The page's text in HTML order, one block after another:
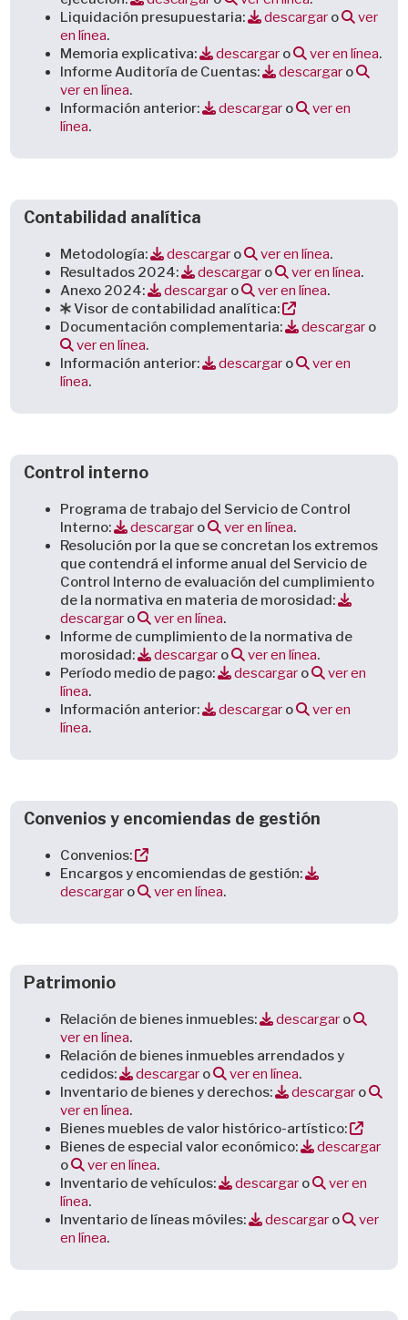
Liquidación presupuestaria:
descargar o
ver
en línea.
Memoria explicativa:
descargar o ver en línea.
Informe Auditoría de Cuentas:
descargar o
ver en línea.
Información anterior:
descargar o
ver en
línea.
Contabilidad analítica
Metodología: descargar o ver en línea.
Resultados 2024:
descargar o ver en línea.
Anexo 2024:
descargar o ver en línea.
Visor de contabilidad analítica:
Documentación complementaria:
descargar o
ver en línea.
Información anterior:
descargar o
ver en
línea.
Control interno
Programa de trabajo del Servicio de Control
Interno:
descargar o ver en línea.
Resolución por la que se concretan los extremos
que contendrá el informe anual del Servicio de
Control Interno de evaluación del cumplimiento
de la normativa en materia de morosidad:
descargar o ver en línea.
Informe de cumplimiento de la normativa de
morosidad:
descargar o ver en línea.
Período medio de pago:
descargar o
ver en
línea.
Información anterior:
descargar o
ver en
línea.
Convenios y encomiendas de gestión
Convenios:
Encargos y encomiendas de gestión:
descargar o ver en línea.
Patrimonio
Relación de bienes inmuebles: descargar o
ver en línea.
Relación de bienes inmuebles arrendados y
cedidos:
descargar o ver en línea.
Inventario de bienes y derechos:
descargar o
ver en línea.
Bienes muebles de valor histórico-artístico:
Bienes de especial valor económico:
descargar
o
ver en línea.
Inventario de vehículos:
descargar o
ver en
línea.
Inventario de líneas móviles:
descargar o
ver
en línea.